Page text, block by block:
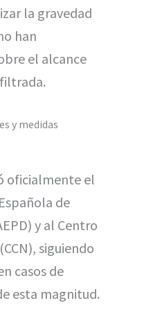
la gravedad
han
el alcance
y medidas
oficialmente el
de
y al Centro
siguiendo
casos de
esta magnitud.